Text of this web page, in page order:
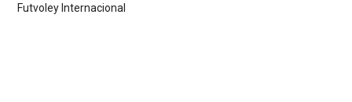
Futvoley Internacional